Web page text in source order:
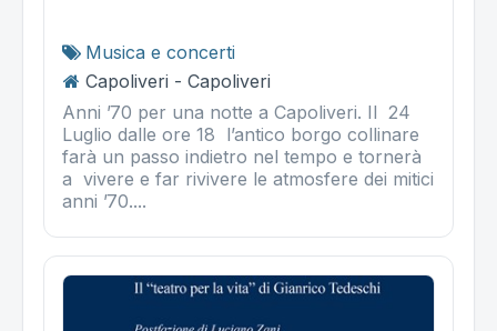
Musica e concerti
Capoliveri - Capoliveri
Anni ’70 per una notte a Capoliveri. Il 24
Luglio dalle ore 18 l’antico borgo collinare
farà un passo indietro nel tempo e tornerà
a vivere e far rivivere le atmosfere dei mitici
anni ’70....